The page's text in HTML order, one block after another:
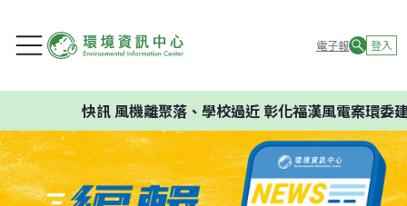
電子報 登入
快訊風機離聚落、學校過近 彰化福漢風電案環委建議